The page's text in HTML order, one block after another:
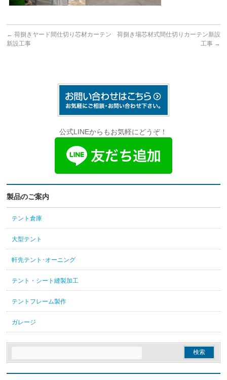
← 荷捌きヤード間仕切り芯材カーテン
新設工事
荷捌き場芯材式間仕切りカーテン新設
工事 →
公式LINEからもお気軽にどうぞ！
製品のご案内
テント倉庫
大型テント
軒先テント･オーニング
テント・シート縫製加工
テントフレーム製作
ガレージ